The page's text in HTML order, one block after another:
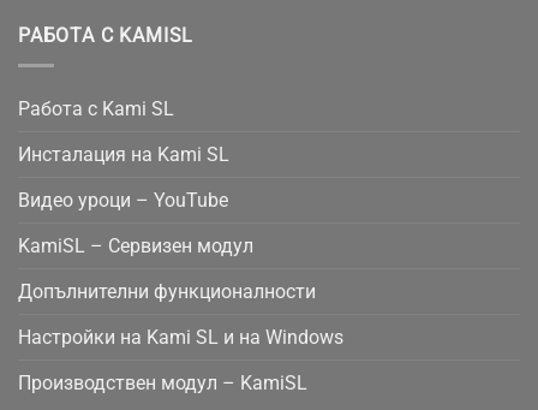
РАБОТА С KAMISL
Работа с Kami SL
Инсталация на Kami SL
Видео уроци – YouTube
KamiSL – Сервизен модул
Допълнителни функционалности
Настройки на Kami SL и на Windows
Производствен модул – KamiSL